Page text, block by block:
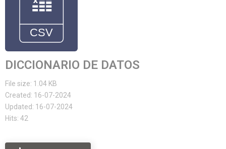
DICCIONARIO DE DATOS
File size: 1.04 KB
Created: 16-07-2024
Updated: 16-07-2024
Hits: 42